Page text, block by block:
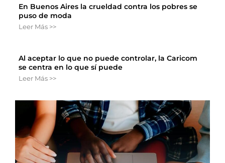
En Buenos Aires la crueldad contra los pobres se
puso de moda
Leer Más >>
Al aceptar lo que no puede controlar, la Caricom
se centra en lo que sí puede
Leer Más >>